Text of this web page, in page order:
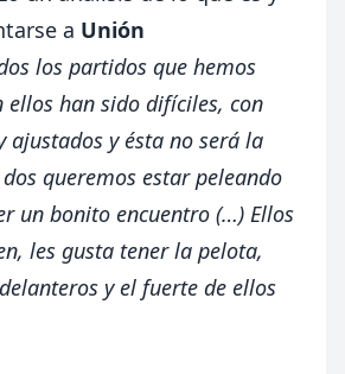
a Unión
los partidos que hemos
ellos han sido difíciles, con
ajustados y ésta no será la
queremos estar peleando
un bonito encuentro (…) Ellos
les gusta tener la pelota,
y el fuerte de ellos